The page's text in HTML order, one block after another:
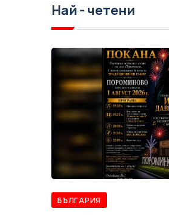
Най - четени
БЪЛГАРИЯ